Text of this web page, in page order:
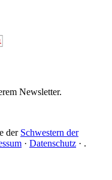
Newsletter.
der Schwestern der
· Datenschutz · .